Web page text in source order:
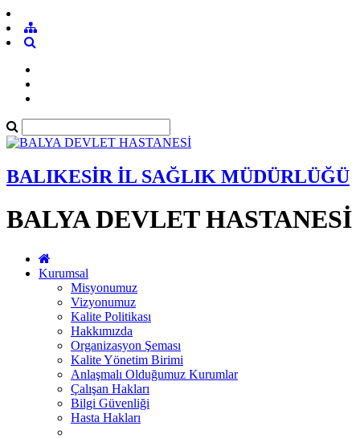
BALIKESİR İL SAĞLIK MÜDÜRLÜĞÜ
BALYA DEVLET HASTANESİ
Kurumsal
Misyonumuz
Vizyonumuz
Kalite Politikası
Hakkımızda
Organizasyon Şeması
Kalite Yönetim Birimi
Anlaşmalı Olduğumuz Kurumlar
Çalışan Hakları
Bilgi Güvenliği
Hasta Hakları